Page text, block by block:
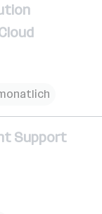
Support